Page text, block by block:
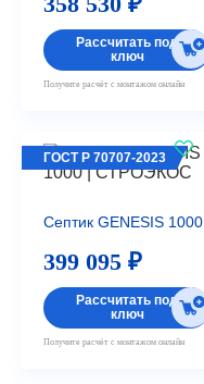
Рассчитать под
ключ
Получите расчёт с монтажом онлайн
Септик GENESIS 1000
ГОСТ Р 70707-2023
399 095 ₽
Рассчитать под
ключ
Получите расчёт с монтажом онлайн